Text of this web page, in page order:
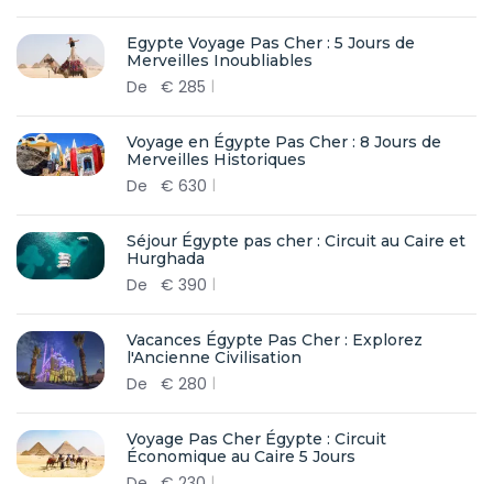
Egypte Voyage Pas Cher : 5 Jours de
Merveilles Inoubliables
De € 285
Voyage en Égypte Pas Cher : 8 Jours de
Merveilles Historiques
De € 630
Séjour Égypte pas cher : Circuit au Caire et
Hurghada
De € 390
Vacances Égypte Pas Cher : Explorez
l'Ancienne Civilisation
De € 280
Voyage Pas Cher Égypte : Circuit
Économique au Caire 5 Jours